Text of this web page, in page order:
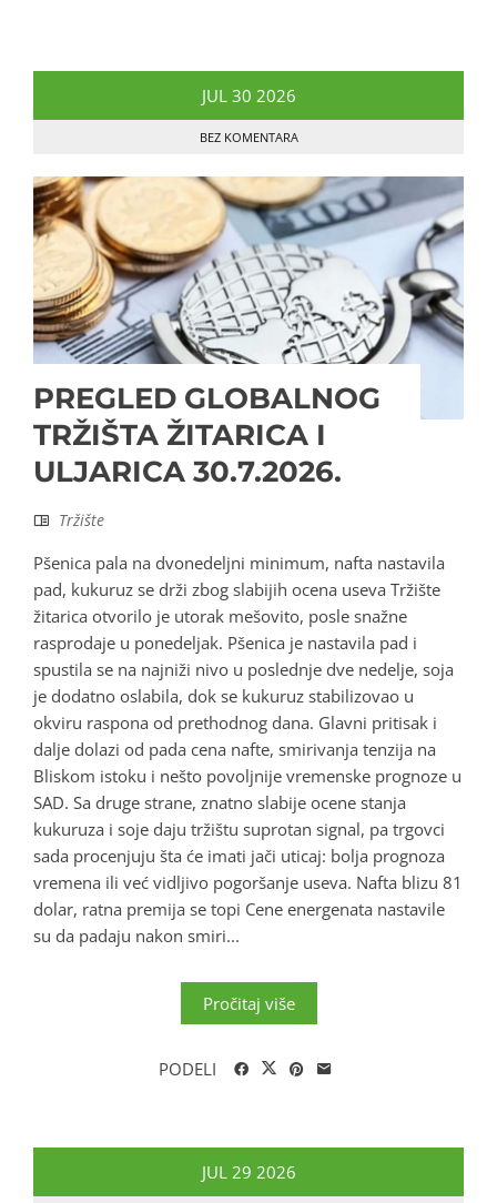
JUL 30 2026
BEZ KOMENTARA
PREGLED GLOBALNOG
TRŽIŠTA ŽITARICA I
ULJARICA 30.7.2026.
Tržište
Pšenica pala na dvonedeljni minimum, nafta nastavila
pad, kukuruz se drži zbog slabijih ocena useva Tržište
žitarica otvorilo je utorak mešovito, posle snažne
rasprodaje u ponedeljak. Pšenica je nastavila pad i
spustila se na najniži nivo u poslednje dve nedelje, soja
je dodatno oslabila, dok se kukuruz stabilizovao u
okviru raspona od prethodnog dana. Glavni pritisak i
dalje dolazi od pada cena nafte, smirivanja tenzija na
Bliskom istoku i nešto povoljnije vremenske prognoze u
SAD. Sa druge strane, znatno slabije ocene stanja
kukuruza i soje daju tržištu suprotan signal, pa trgovci
sada procenjuju šta će imati jači uticaj: bolja prognoza
vremena ili već vidljivo pogoršanje useva. Nafta blizu 81
dolar, ratna premija se topi Cene energenata nastavile
su da padaju nakon smiri...
Pročitaj više
PODELI
JUL 29 2026